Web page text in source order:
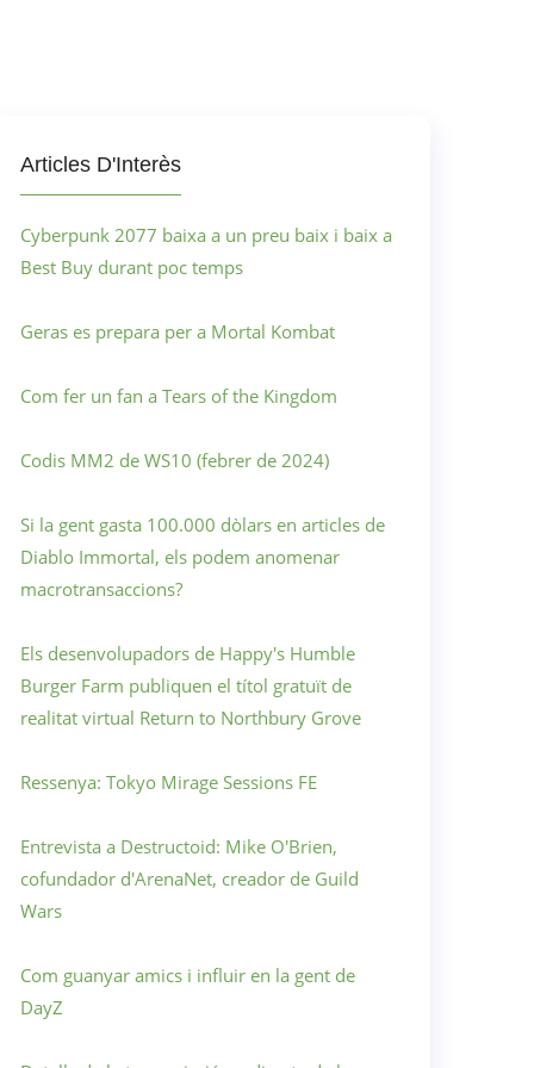
Articles D'Interès
Cyberpunk 2077 baixa a un preu baix i baix a
Best Buy durant poc temps
Geras es prepara per a Mortal Kombat
Com fer un fan a Tears of the Kingdom
Codis MM2 de WS10 (febrer de 2024)
Si la gent gasta 100.000 dòlars en articles de
Diablo Immortal, els podem anomenar
macrotransaccions?
Els desenvolupadors de Happy's Humble
Burger Farm publiquen el títol gratuït de
realitat virtual Return to Northbury Grove
Ressenya: Tokyo Mirage Sessions FE
Entrevista a Destructoid: Mike O'Brien,
cofundador d'ArenaNet, creador de Guild
Wars
Com guanyar amics i influir en la gent de
DayZ